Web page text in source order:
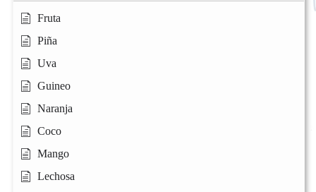
Fruta
Piña
Uva
Guineo
Naranja
Coco
Mango
Lechosa